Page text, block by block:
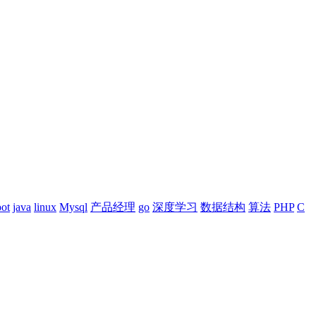
java linux Mysql 产品经理 go 深度学习 数据结构 算法 PHP C